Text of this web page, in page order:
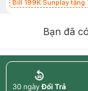
Bill 199K Sunplay tặng
Bạn đã